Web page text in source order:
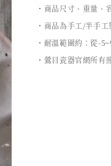
・商品尺寸、重量
・商品為手工/半手
・耐溫範圍約：從-
・鶯目瓷器官網所有